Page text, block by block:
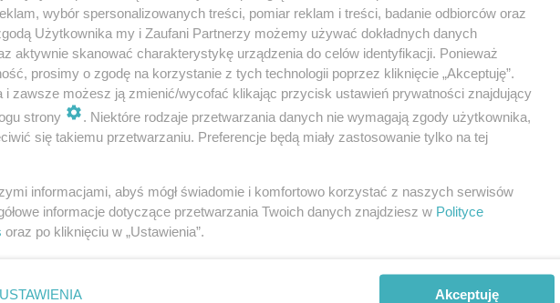
czeka aktualnie na między innymi opinię psychiatryczną i
z zakresu badań genetycznych
śladów krwi na obuwiu sprawców
z zakresu medycyny sądowej –
wybór spersonalizowanych treści, pomiar reklam i treści, badanie odbiorców oraz
Użytkownika my i Zaufani Partnerzy możemy używać dokładnych danych
aktywnie skanować charakterystykę urządzenia do celów identyfikacji. Ponieważ
prosimy o zgodę na korzystanie z tych technologii poprzez kliknięcie „Akceptuję”.
i zawsze możesz ją zmienić/wycofać klikając przycisk ustawień prywatności znajdujący
strony
. Niektóre rodzaje przetwarzania danych nie wymagają zgody użytkownika,
się takiemu przetwarzaniu. Preferencje będą miały zastosowanie tylko na tej
informacjami, abyś mógł świadomie i komfortowo korzystać z naszych serwisów
informacje dotyczące przetwarzania Twoich danych znajdziesz w Polityce
oraz po kliknięciu w „Ustawienia”.
USTAWIENIA Akceptuję